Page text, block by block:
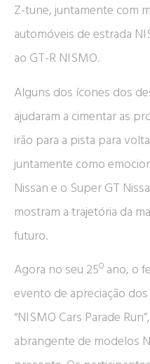
Z-tune, juntamente com
automóveis de estrada
ao GT-R NISMO.
Alguns dos ícones dos
ajudaram a cimentar as
irão para a pista para
juntamente como
Nissan e o Super GT
mostram a trajetória da
futuro.
Agora no seu 25º ano, o
evento de apreciação
“NISMO Cars Parade
abrangente de modelos